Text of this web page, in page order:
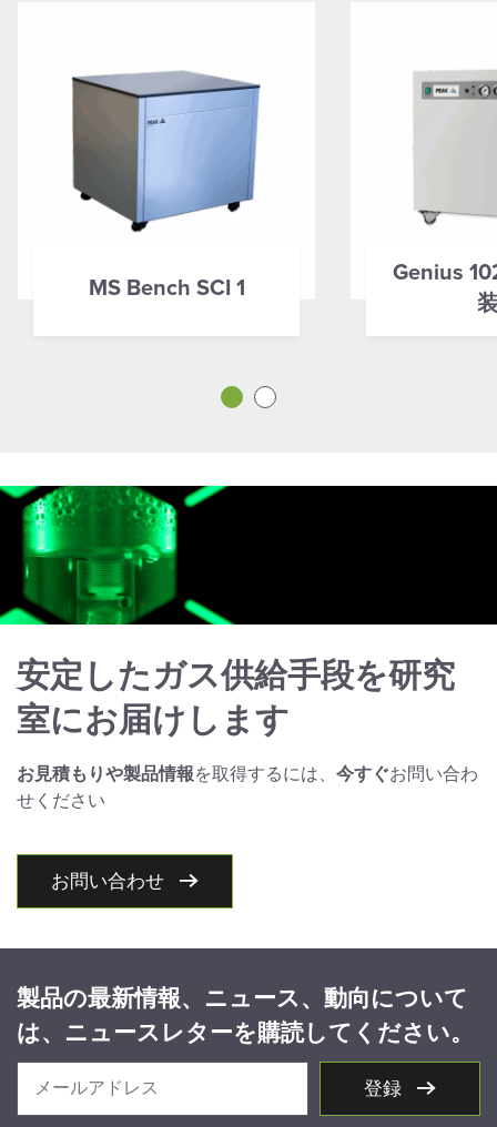
MS Bench SCI 1
Genius
安定したガス供給手段を研究
室にお届けします
お見積もりや製品情報を取得するには、 今すぐお問い合わ
せください
お問い合わせ
製品の最新情報、ニュース、動向について
は、ニュースレターを購読してください。
登録